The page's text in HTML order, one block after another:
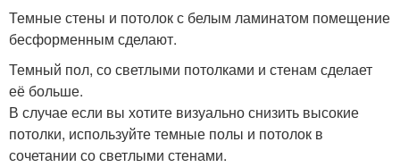
Темные стены и потолок с белым ламинатом помещение
бесформенным сделают.
Темный пол, со светлыми потолками и стенам сделает
её больше.
В случае если вы хотите визуально снизить высокие
потолки, используйте темные полы и потолок в
сочетании со светлыми стенами.